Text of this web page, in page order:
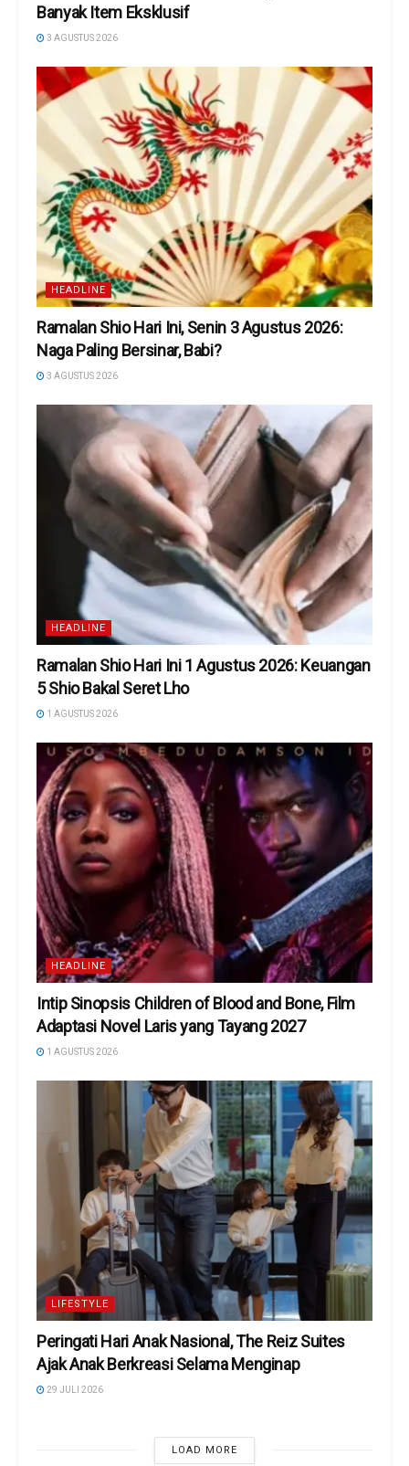
Banyak Item Eksklusif
3 AGUSTUS 2026
HEADLINE
Ramalan Shio Hari Ini, Senin 3 Agustus 2026:
Naga Paling Bersinar, Babi?
3 AGUSTUS 2026
HEADLINE
Ramalan Shio Hari Ini 1 Agustus 2026: Keuangan
5 Shio Bakal Seret Lho
1 AGUSTUS 2026
HEADLINE
Intip Sinopsis Children of Blood and Bone, Film
Adaptasi Novel Laris yang Tayang 2027
1 AGUSTUS 2026
LIFESTYLE
Peringati Hari Anak Nasional, The Reiz Suites
Ajak Anak Berkreasi Selama Menginap
29 JULI 2026
LOAD MORE